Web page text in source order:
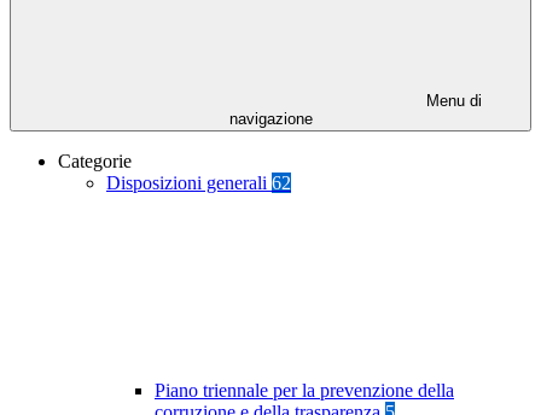
Menu di
navigazione
Categorie
Disposizioni generali 62
Piano triennale per la prevenzione della